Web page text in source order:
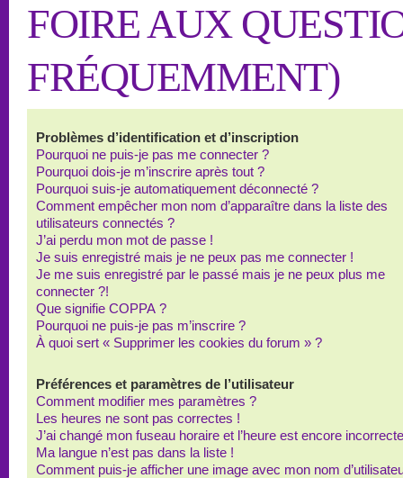
FOIRE AUX
FRÉQUEMMENT)
Problèmes d’identification et d’inscription
Pourquoi ne puis-je pas me connecter ?
Pourquoi dois-je m’inscrire après tout ?
Pourquoi suis-je automatiquement déconnecté ?
Comment empêcher mon nom d’apparaître dans la liste des
utilisateurs connectés ?
J’ai perdu mon mot de passe !
Je suis enregistré mais je ne peux pas me connecter !
Je me suis enregistré par le passé mais je ne peux plus me
connecter ?!
Que signifie COPPA ?
Pourquoi ne puis-je pas m’inscrire ?
À quoi sert « Supprimer les cookies du forum » ?
Préférences et paramètres de l’utilisateur
Comment modifier mes paramètres ?
Les heures ne sont pas correctes !
J’ai changé mon fuseau horaire et l’heure est encore
Ma langue n’est pas dans la liste !
Comment puis-je afficher une image avec mon nom